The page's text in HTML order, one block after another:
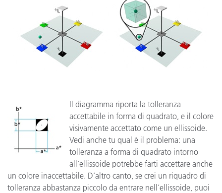
Il diagramma riporta la tolleranza
accettabile in forma di quadrato, e il colore
visivamente accettato come un ellissoide.
Vedi anche tu qual è il problema: una
tolleranza a forma di quadrato intorno
all'ellissoide potrebbe farti accettare anche
un colore inaccettabile. D’altro canto, se crei un riquadro di
tolleranza abbastanza piccolo da entrare nell’ellissoide, puoi